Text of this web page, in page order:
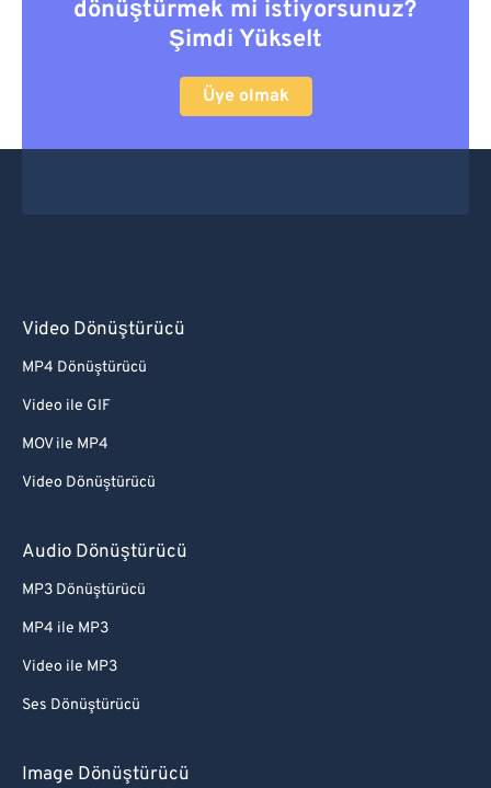
dönüştürmek mi istiyorsunuz?
Şimdi Yükselt
Üye olmak
Video Dönüştürücü
MP4 Dönüştürücü
Video ile GIF
MOV ile MP4
Video Dönüştürücü
Audio Dönüştürücü
MP3 Dönüştürücü
MP4 ile MP3
Video ile MP3
Ses Dönüştürücü
Image Dönüştürücü